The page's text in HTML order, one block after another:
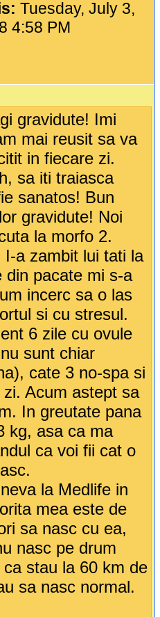
Tuesday, July 3,
4:58 PM
gravidute! Imi
mai reusit sa va
in fiecare zi.
sa iti traiasca
sanatos! Bun
gravidute! Noi
la morfo 2.
I-a zambit lui tati la
din pacate mi s-a
incerc sa o las
si cu stresul.
6 zile cu ovule
sunt chiar
cate 3 no-spa si
Acum astept sa
In greutate pana
kg, asa ca ma
ca voi fii cat o
la Medlife in
mea este de
sa nasc cu ea,
nasc pe drum
stau la 60 km de
sa nasc normal.